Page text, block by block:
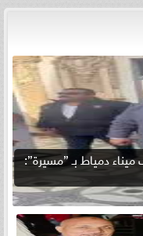
دمياط بـ ”مسيرة”: